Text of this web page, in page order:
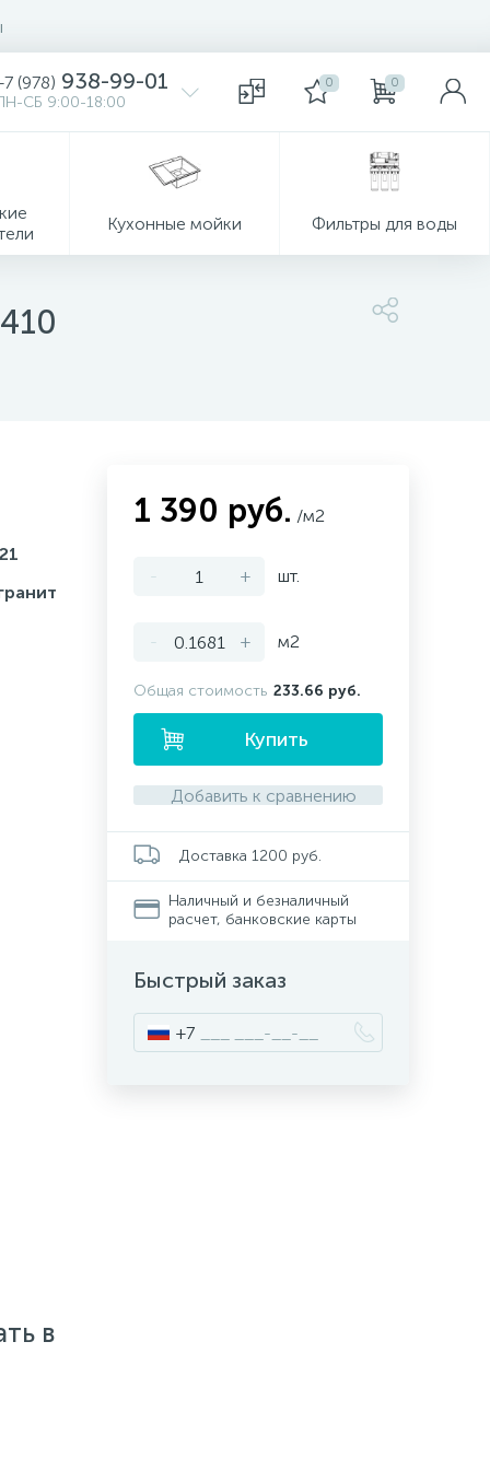
(978) 938-99-01
СБ 9:00-18:00
0 0
Кухонные мойки Фильтры для воды
в
1 390 руб. /м2
- + шт.
- + м2
Общая стоимость 233.66 руб.
Купить
Добавить к сравнению
Доставка 1200 руб.
Наличный и безналичный
расчет, банковские карты
Быстрый заказ
+7